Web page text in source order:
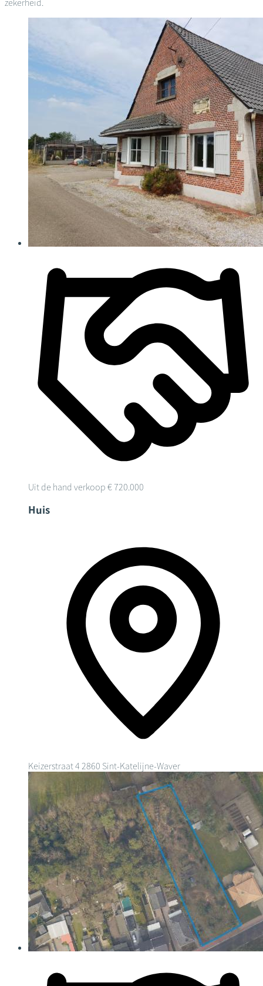
zekerheid.
Uit de hand verkoop € 720.000
Huis
Keizerstraat 4 2860 Sint-Katelijne-Waver